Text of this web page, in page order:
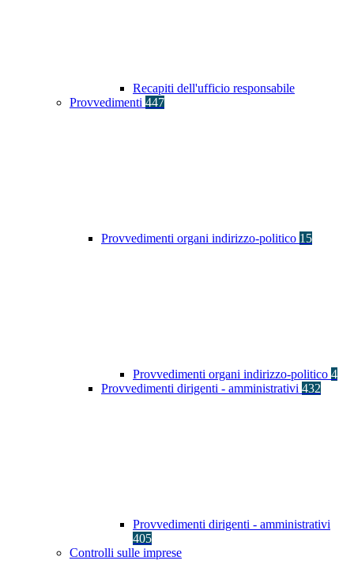
Recapiti dell'ufficio responsabile
Provvedimenti 447
Provvedimenti organi indirizzo-politico 15
Provvedimenti organi indirizzo-politico 4
Provvedimenti dirigenti - amministrativi 432
Provvedimenti dirigenti - amministrativi
405
Controlli sulle imprese